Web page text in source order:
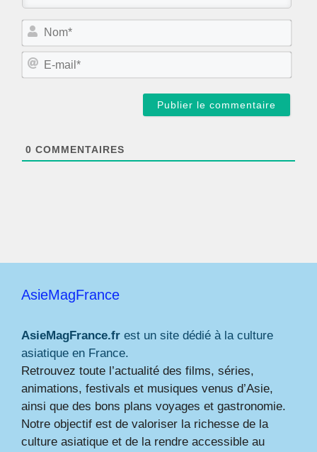
N
m
E
0 COMMENTAIRES
AsieMagFrance
AsieMagFrance.fr est un site dédié à la culture
asiatique en France.
Retrouvez toute l’actualité des films, séries,
animations, festivals et musiques venus d’Asie,
ainsi que des bons plans voyages et gastronomie.
Notre objectif est de valoriser la richesse de la
culture asiatique et de la rendre accessible au